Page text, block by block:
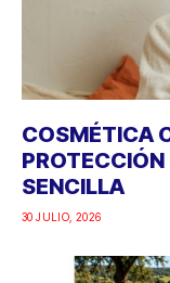
COSMÉTICA
SENCILLA
30 JULIO, 2026